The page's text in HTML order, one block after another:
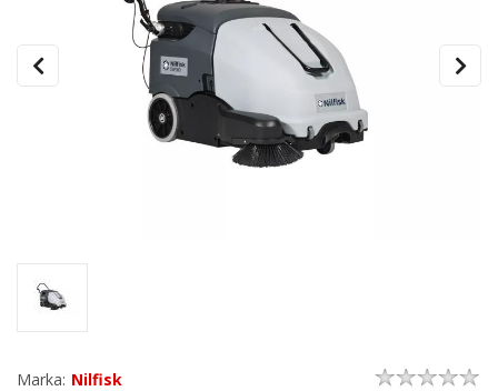
Marka: Nilfisk